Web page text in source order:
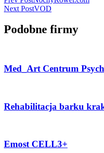
Navigation
Next PostVOD
Podobne firmy
Med_Art Centrum
Rehabilitacja barku
Emost CELL3+